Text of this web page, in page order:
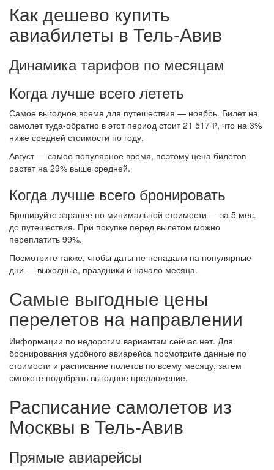
Как дешево купить
авиабилеты в Тель-Авив
Динамика тарифов по месяцам
Когда лучше всего лететь
Самое выгодное время для путешествия — ноябрь. Билет на
самолет туда-обратно в этот период стоит 21 517 ₽, что на 3%
ниже средней стоимости по году.
Август — самое популярное время, поэтому цена билетов
растет на 29% выше средней.
Когда лучше всего бронировать
Бронируйте заранее по минимальной стоимости — за 5 мес.
до путешествия. При покупке перед вылетом можно
переплатить 99%.
Посмотрите также, чтобы даты не попадали на популярные
дни — выходные, праздники и начало месяца.
Самые выгодные цены
перелетов на направлении
Информации по недорогим вариантам сейчас нет. Для
бронирования удобного авиарейса посмотрите данные по
стоимости и расписание полетов по всему месяцу, затем
сможете подобрать выгодное предложение.
Расписание самолетов из
Москвы в Тель-Авив
Прямые авиарейсы